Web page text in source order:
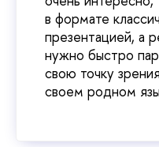
в формате
презентацией, а
нужно быстро
свою точку
своем родном